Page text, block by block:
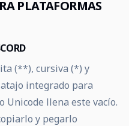
PLATAFORMAS
(**), cursiva (*) y
integrado para
Unicode llena este vacío.
y pegarlo